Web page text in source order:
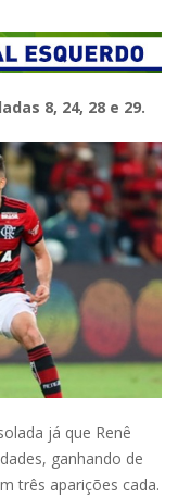
8, 24, 28 e 29.
já que Renê
ganhando de
três aparições cada.